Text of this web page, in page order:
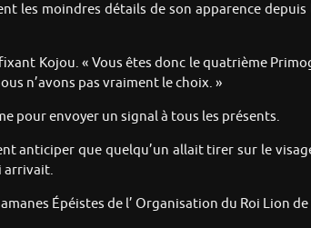
les moindres détails de son apparence
Kojou. « Vous êtes donc le quatrième
n’avons pas vraiment le choix. »
pour envoyer un signal à tous les présents.
anticiper que quelqu’un allait tirer sur le
arrivait.
Épéistes de l’ Organisation du Roi Lion